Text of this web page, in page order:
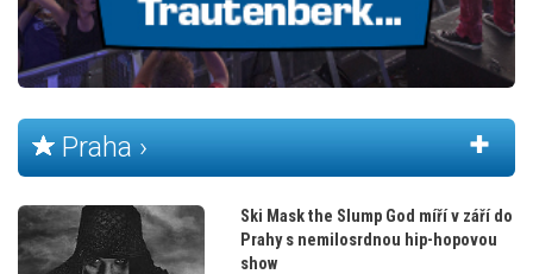
Praha ›
Ski Mask the Slump God míří v září do
Prahy s nemilosrdnou hip-hopovou
show